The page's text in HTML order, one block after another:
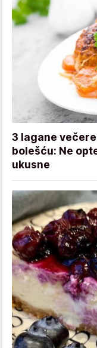
3 lagane
bolešću: Ne
ukusne